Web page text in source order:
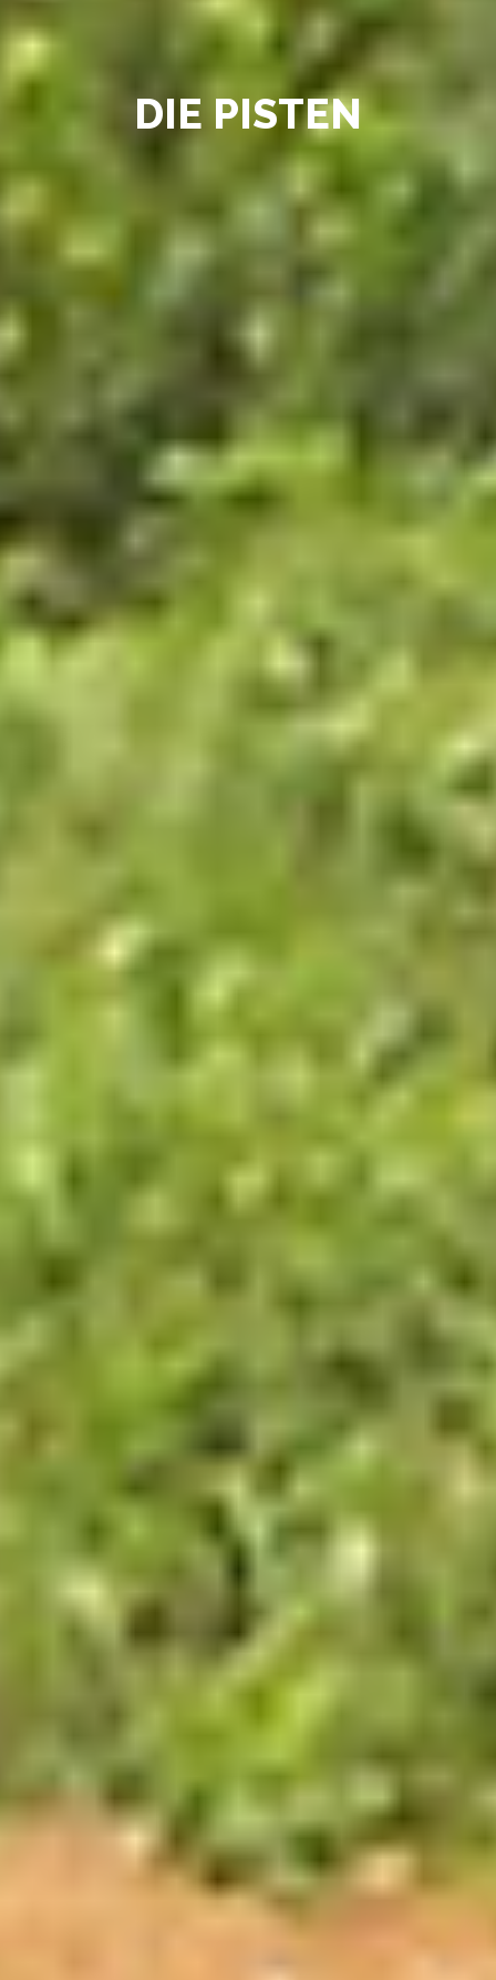
DIE PISTEN